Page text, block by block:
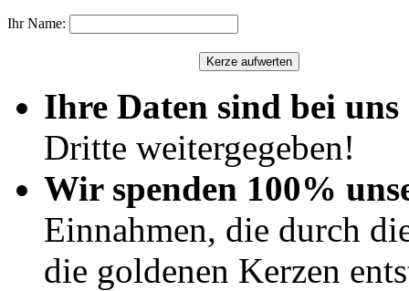
Ihr Name:
Ihre Daten sind bei uns
Dritte weitergegeben!
Wir spenden 100%
Einnahmen, die durch
die goldenen Kerzen